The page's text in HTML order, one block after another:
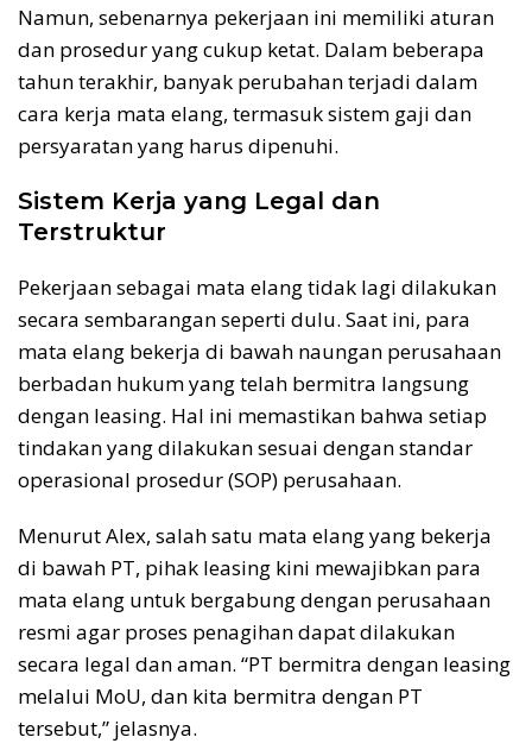
Namun, sebenarnya pekerjaan ini memiliki aturan
dan prosedur yang cukup ketat. Dalam beberapa
tahun terakhir, banyak perubahan terjadi dalam
cara kerja mata elang, termasuk sistem gaji dan
persyaratan yang harus dipenuhi.
Sistem Kerja yang Legal dan
Terstruktur
Pekerjaan sebagai mata elang tidak lagi dilakukan
secara sembarangan seperti dulu. Saat ini, para
mata elang bekerja di bawah naungan perusahaan
berbadan hukum yang telah bermitra langsung
dengan leasing. Hal ini memastikan bahwa setiap
tindakan yang dilakukan sesuai dengan standar
operasional prosedur (SOP) perusahaan.
Menurut Alex, salah satu mata elang yang bekerja
di bawah PT, pihak leasing kini mewajibkan para
mata elang untuk bergabung dengan perusahaan
resmi agar proses penagihan dapat dilakukan
secara legal dan aman. “PT bermitra dengan leasing
melalui MoU, dan kita bermitra dengan PT
tersebut,” jelasnya.